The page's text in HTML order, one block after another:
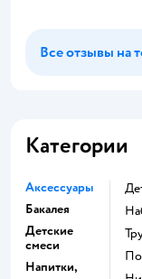
Все отзывы на
Категории
Аксессуары
Бакалея
Детские
смеси
Напитки,